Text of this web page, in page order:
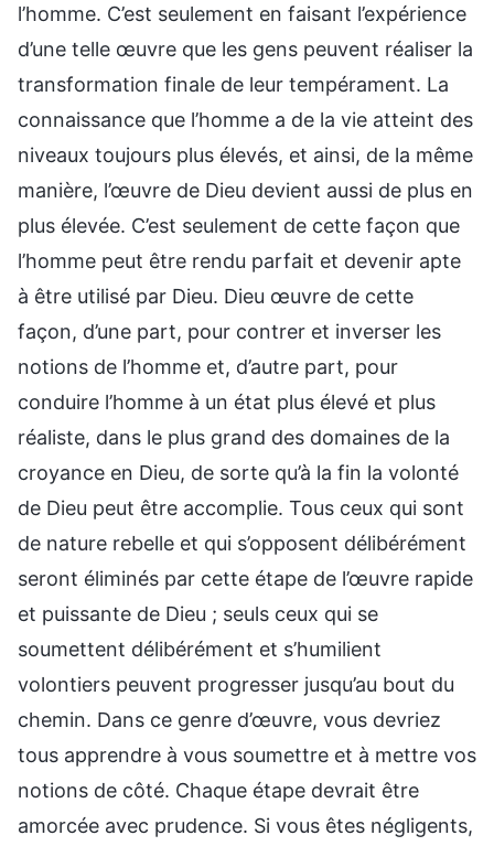
l’homme. C’est seulement en faisant l’expérience
d’une telle œuvre que les gens peuvent réaliser la
transformation finale de leur tempérament. La
connaissance que l’homme a de la vie atteint des
niveaux toujours plus élevés, et ainsi, de la même
manière, l’œuvre de Dieu devient aussi de plus en
plus élevée. C’est seulement de cette façon que
l’homme peut être rendu parfait et devenir apte
à être utilisé par Dieu. Dieu œuvre de cette
façon, d’une part, pour contrer et inverser les
notions de l’homme et, d’autre part, pour
conduire l’homme à un état plus élevé et plus
réaliste, dans le plus grand des domaines de la
croyance en Dieu, de sorte qu’à la fin la volonté
de Dieu peut être accomplie. Tous ceux qui sont
de nature rebelle et qui s’opposent délibérément
seront éliminés par cette étape de l’œuvre rapide
et puissante de Dieu ; seuls ceux qui se
soumettent délibérément et s’humilient
volontiers peuvent progresser jusqu’au bout du
chemin. Dans ce genre d’œuvre, vous devriez
tous apprendre à vous soumettre et à mettre vos
notions de côté. Chaque étape devrait être
amorcée avec prudence. Si vous êtes négligents,